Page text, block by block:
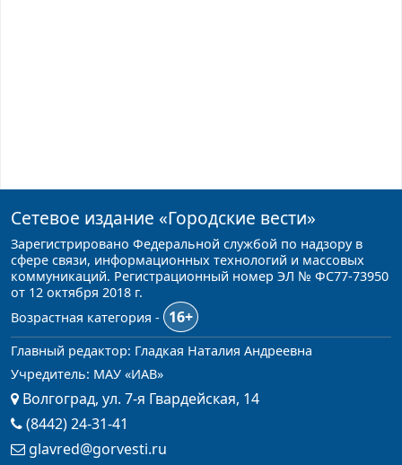
Сетевое издание «Городские вести»
Зарегистрировано Федеральной службой по надзору в
сфере связи, информационных технологий и массовых
коммуникаций. Регистрационный номер ЭЛ № ФС77-73950
от 12 октября 2018 г.
Возрастная категория -
16+
Главный редактор: Гладкая Наталия Андреевна
Учредитель: МАУ «ИАВ»
Волгоград, ул. 7-я Гвардейская, 14
(8442) 24-31-41
glavred@gorvesti.ru